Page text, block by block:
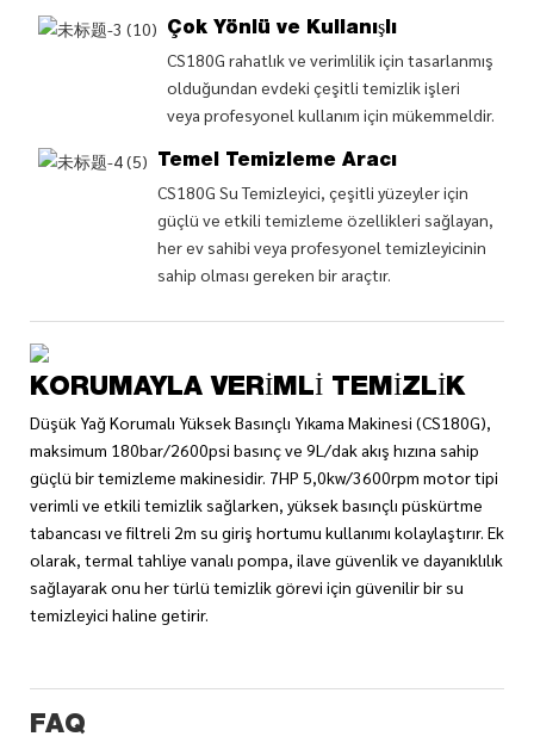
Çok Yönlü ve Kullanışlı
CS180G rahatlık ve verimlilik için tasarlanmış
olduğundan evdeki çeşitli temizlik işleri
veya profesyonel kullanım için mükemmeldir.
Temel Temizleme Aracı
CS180G Su Temizleyici, çeşitli yüzeyler için
güçlü ve etkili temizleme özellikleri sağlayan,
her ev sahibi veya profesyonel temizleyicinin
sahip olması gereken bir araçtır.
KORUMAYLA VERIMLI TEMIZLIK
Düşük Yağ Korumalı Yüksek Basınçlı Yıkama Makinesi (CS180G),
maksimum 180bar/2600psi basınç ve 9L/dak akış hızına sahip
güçlü bir temizleme makinesidir. 7HP 5,0kw/3600rpm motor tipi
verimli ve etkili temizlik sağlarken, yüksek basınçlı püskürtme
tabancası ve filtreli 2m su giriş hortumu kullanımı kolaylaştırır. Ek
olarak, termal tahliye vanalı pompa, ilave güvenlik ve dayanıklılık
sağlayarak onu her türlü temizlik görevi için güvenilir bir su
temizleyici haline getirir.
FAQ